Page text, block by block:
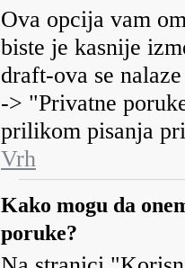
Ova opcija vam
biste je kasnije
draft-ova se
-> "Privatne
prilikom pisanja
Vrh
Kako mogu da
poruke?